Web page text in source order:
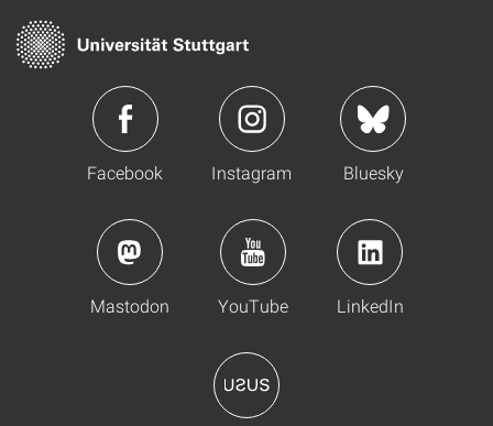
Facebook Instagram Bluesky
Mastodon YouTube LinkedIn